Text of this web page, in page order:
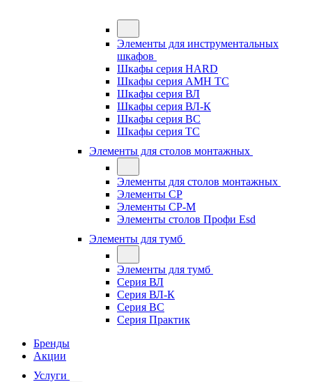
Элементы для инструментальных
шкафов
Шкафы серия HARD
Шкафы серия АМН ТС
Шкафы серия ВЛ
Шкафы серия ВЛ-К
Шкафы серия ВС
Шкафы серия ТС
Элементы для столов монтажных
Элементы для столов монтажных
Элементы СР
Элементы СР-М
Элементы столов Профи Esd
Элементы для тумб
Элементы для тумб
Серия ВЛ
Серия ВЛ-К
Серия ВС
Серия Практик
Бренды
Акции
Услуги